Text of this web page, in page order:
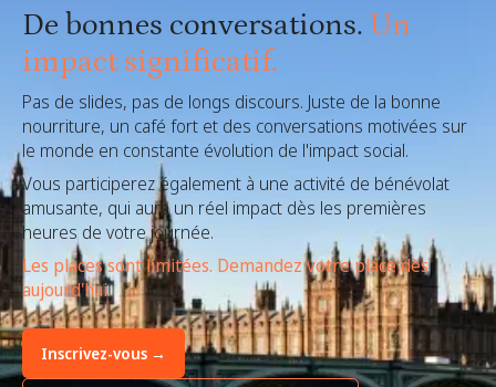
De bonnes conversations. Un
impact significatif.
Pas de slides, pas de longs discours. Juste de la bonne
nourriture, un café fort et des conversations motivées sur
le monde en constante évolution de l'impact social.
Vous participerez également à une activité de bénévolat
amusante, qui aura un réel impact dès les premières
heures de votre journée.
Les places sont limitées. Demandez votre place dès
aujourd'hui.
Inscrivez-vous →